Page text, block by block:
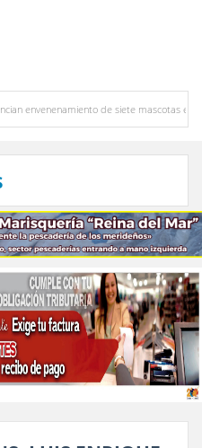
de siete mascotas en El Rincón de La